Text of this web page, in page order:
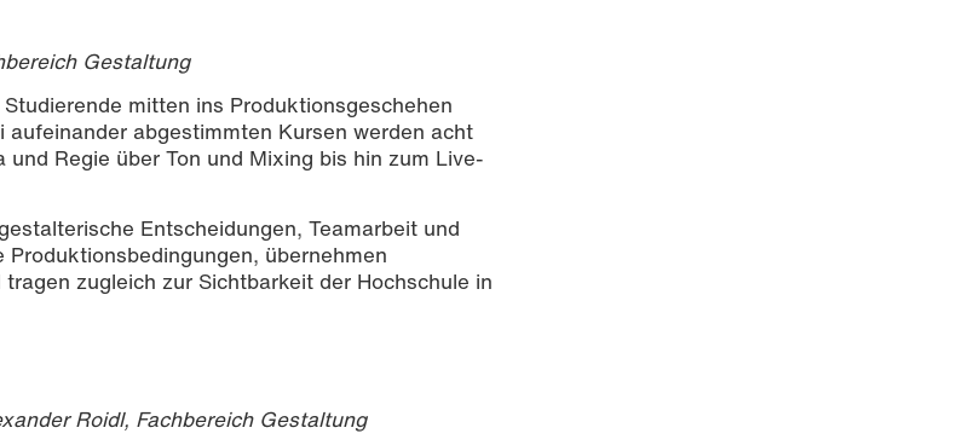
Gestaltung
mitten ins Produktionsgeschehen
abgestimmten Kursen werden acht
Regie über Ton und Mixing bis hin zum Live-
Entscheidungen, Teamarbeit und
übernehmen
zugleich zur Sichtbarkeit der Hochschule in
Roidl, Fachbereich Gestaltung